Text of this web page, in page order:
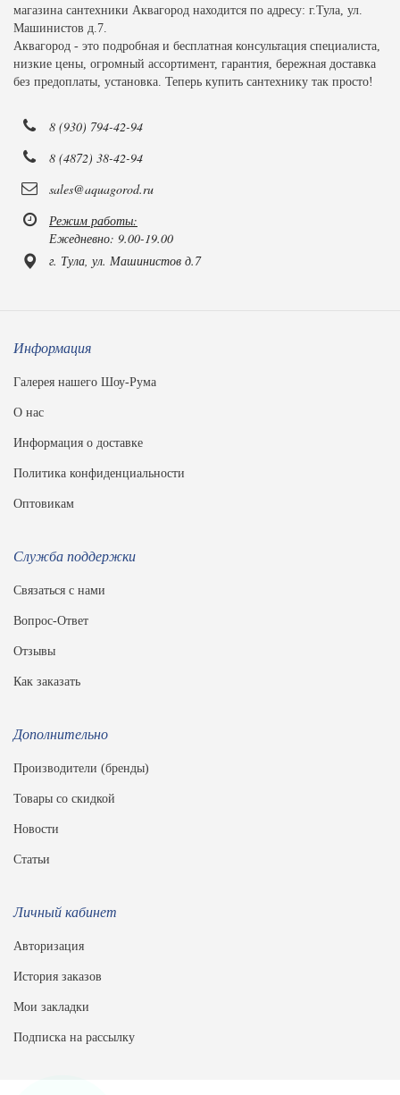
магазина сантехники Аквагород находится по адресу: г.Тула, ул.
Машинистов д.7.
Аквагород - это подробная и бесплатная консультация специалиста,
низкие цены, огромный ассортимент, гарантия, бережная доставка
без предоплаты, установка. Теперь купить сантехнику так просто!
8 (930) 794-42-94
8 (4872) 38-42-94
sales@aquagorod.ru
Режим работы:
Ежедневно: 9.00-19.00
г. Тула, ул. Машинистов д.7
Информация
Галерея нашего Шоу-Рума
О нас
Информация о доставке
Политика конфиденциальности
Оптовикам
Служба поддержки
Связаться с нами
Вопрос-Ответ
Отзывы
Как заказать
Дополнительно
Производители (бренды)
Товары со скидкой
Новости
Статьи
Личный кабинет
Авторизация
История заказов
Мои закладки
Подписка на рассылку